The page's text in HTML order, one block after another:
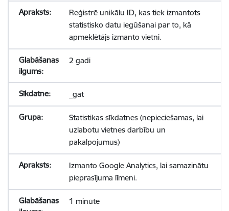
Reģistrē unikālu ID, kas tiek izmantots
statistisko datu iegūšanai par to, kā
apmeklētājs izmanto vietni.
2 gadi
_gat
Statistikas sīkdatnes (nepieciešamas, lai
uzlabotu vietnes darbību un
pakalpojumus)
Izmanto Google Analytics, lai samazinātu
pieprasījuma līmeni.
1 minūte